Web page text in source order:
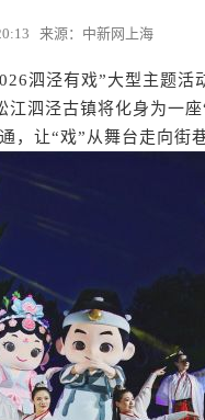
来源：中新网上海
泗泾有戏”大型主题活
泗泾古镇将化身为一
让“戏”从舞台走向街巷